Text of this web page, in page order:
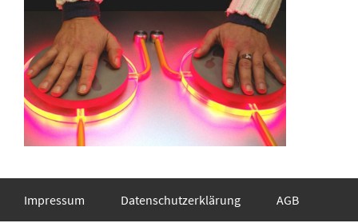
Impressum Datenschutzerklärung AGB